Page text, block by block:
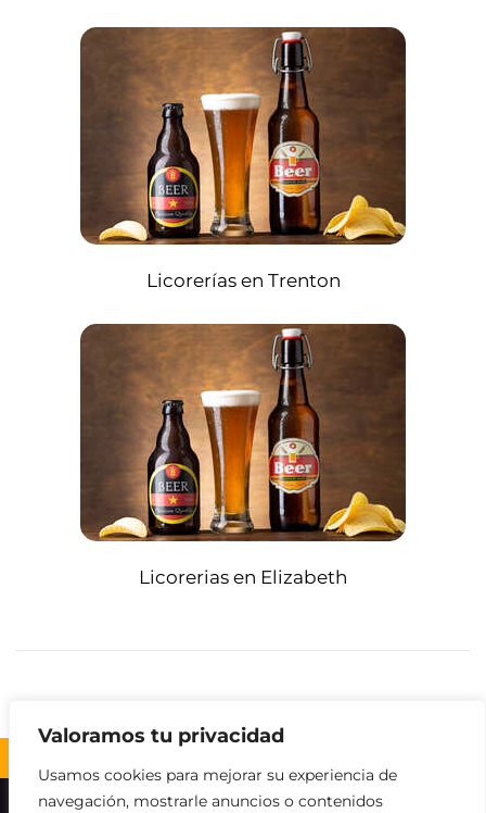
Valoramos tu privacidad
Usamos cookies para mejorar su experiencia de
navegación, mostrarle anuncios o contenidos
Licorerías en Trenton
Licorerias en Elizabeth